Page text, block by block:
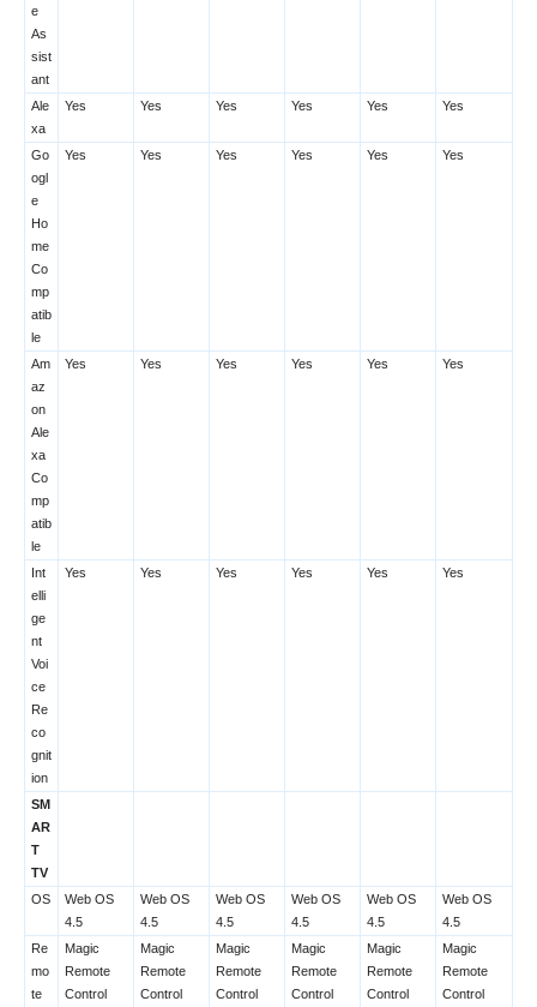
e
As
sist
ant
Ale
xa
Yes Yes Yes Yes Yes Yes
Go
ogl
e
Ho
me
Co
mp
atib
le
Yes Yes Yes Yes Yes Yes
Am
az
on
Ale
xa
Co
mp
atib
le
Yes Yes Yes Yes Yes Yes
Int
elli
ge
nt
Voi
ce
Re
co
gnit
ion
Yes Yes Yes Yes Yes Yes
SM
AR
T
TV
OS
Web OS
4.5
Web OS
4.5
Web OS
4.5
Web OS
4.5
Web OS
4.5
Web OS
4.5
Re
mo
te
Magic
Remote
Control
Magic
Remote
Control
Magic
Remote
Control
Magic
Remote
Control
Magic
Remote
Control
Magic
Remote
Control